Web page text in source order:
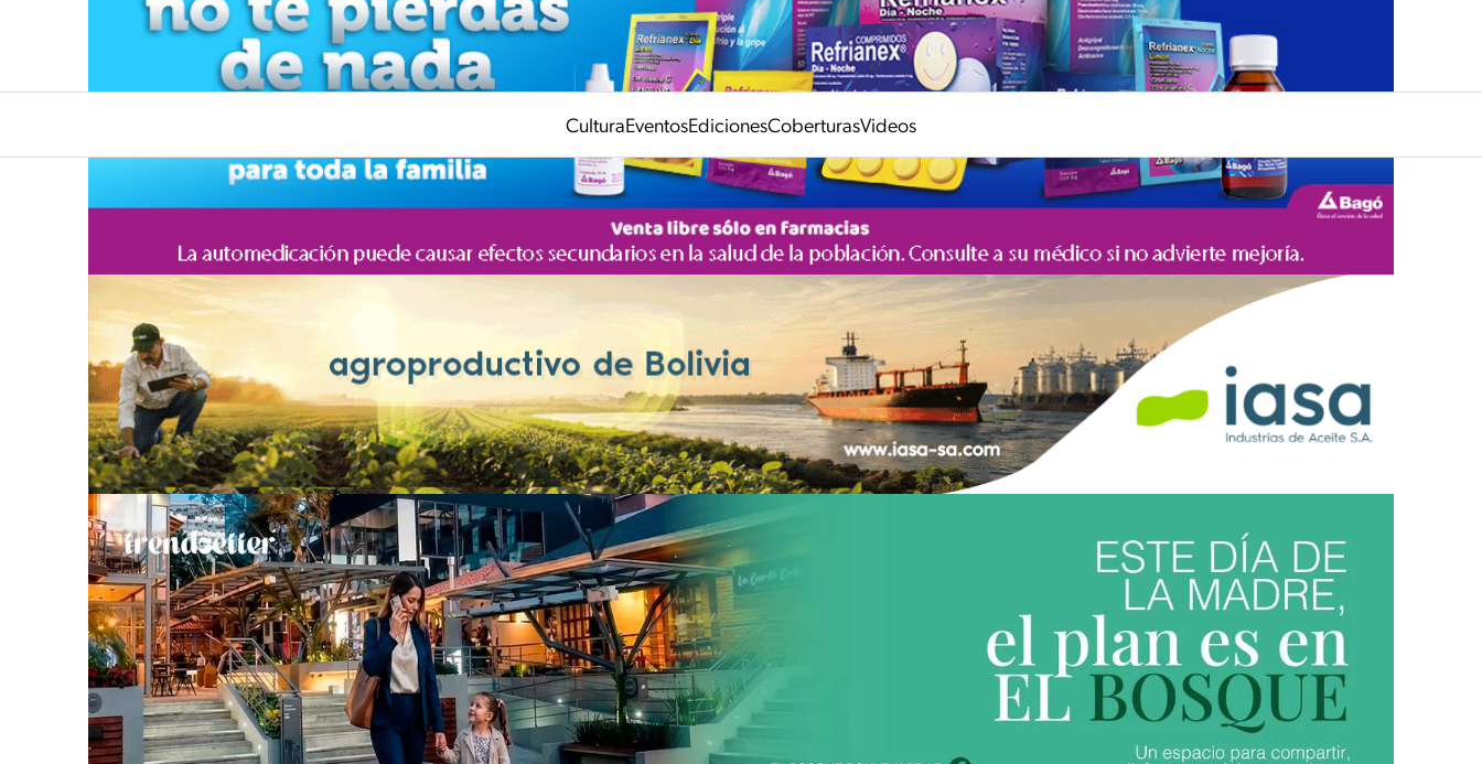
CulturaEventosEdicionesCoberturasVideos